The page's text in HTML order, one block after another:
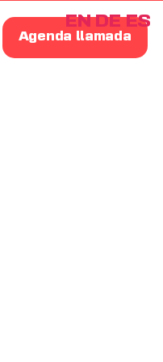
Agenda llamada
EN DE ES